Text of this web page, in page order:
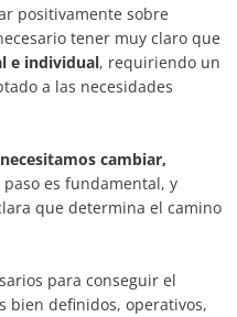
positivamente sobre
tener muy claro que
e individual, requiriendo un
a las necesidades
cambiar,
es fundamental, y
que determina el camino
para conseguir el
bien definidos, operativos,